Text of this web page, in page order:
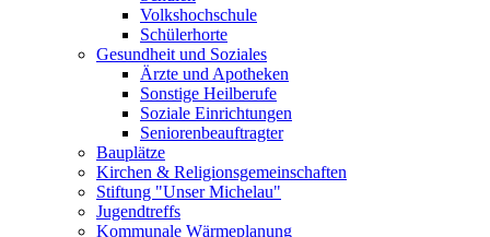
Volkshochschule
Schülerhorte
Gesundheit und Soziales
Ärzte und Apotheken
Sonstige Heilberufe
Soziale Einrichtungen
Seniorenbeauftragter
Bauplätze
Kirchen & Religionsgemeinschaften
Stiftung "Unser Michelau"
Jugendtreffs
Kommunale Wärmeplanung